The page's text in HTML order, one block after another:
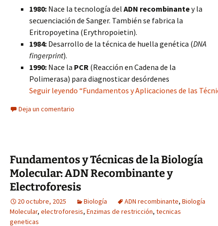
1980: Nace la tecnología del ADN recombinantey la
secuenciación de Sanger. También se fabrica la
Eritropoyetina (Erythropoietin).
1984: Desarrollo de la técnica de huella genética (DNA
fingerprint).
1990: Nace la PCR (Reacción en Cadena de la
Polimerasa) para diagnosticar desórdenes
Seguir leyendo “Fundamentos y Aplicaciones de las
Deja un comentario
Fundamentos y Técnicas de la Biología
Molecular: ADN Recombinante y
Electroforesis
20 octubre, 2025 Biología ADN recombinante, Biología
Molecular, electroforesis, Enzimas de restricción, tecnicas
geneticas